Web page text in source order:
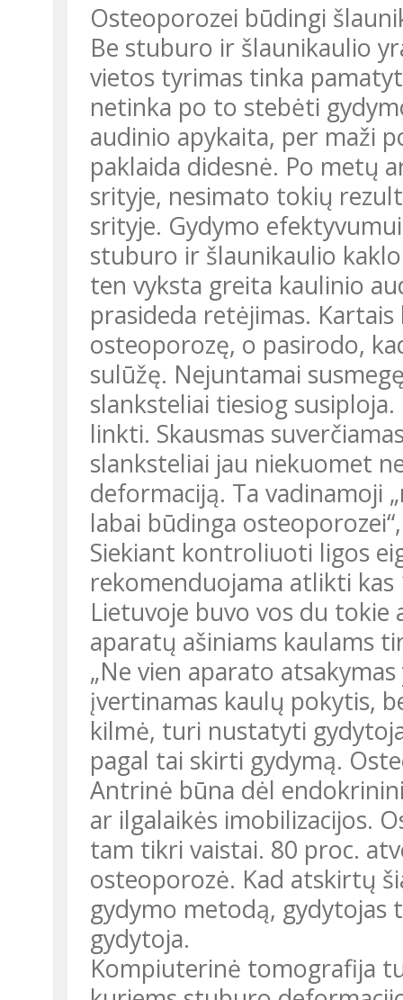
Osteoporozei būdingi
Be stuburo ir šlaunikaulio
vietos tyrimas tinka
netinka po to stebėti
audinio apykaita, per maži
paklaida didesnė. Po metų
srityje, nesimato tokių
srityje. Gydymo
stuburo ir šlaunikaulio
ten vyksta greita kaulinio
prasideda retėjimas.
osteoporozę, o pasirodo,
sulūžę. Nejuntamai
slanksteliai tiesiog
linkti. Skausmas
slanksteliai jau niekuomet
deformaciją. Ta vadinamoji
labai būdinga
Siekiant kontroliuoti ligos
rekomenduojama atlikti
Lietuvoje buvo vos du tokie
aparatų ašiniams kaulams
„Ne vien aparato
įvertinamas kaulų pokytis,
kilmė, turi nustatyti
pagal tai skirti gydymą.
Antrinė būna dėl
ar ilgalaikės imobilizacijos.
tam tikri vaistai. 80 proc.
osteoporozė. Kad atskirtų
gydymo metodą, gydytojas
gydytoja.
Kompiuterinė tomografija